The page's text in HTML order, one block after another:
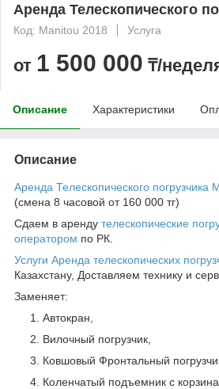
Аренда Телескопического
Код: Manitou 2018 Услуга
от 1 500 000 ₸/
Описание Характеристики
Описание
Аренда Телескопического погрузчика
(смена 8 часовой от 160 000 тг)
Сдаем в аренду телескопические
оператором по РК.
Услуги Аренда телескопических
Казахстану, Доставляем технику и
Заменяет:
Автокран,
Вилочный погрузчик,
Ковшовый Фронтальный
Коленчатый подъемник с корзина,